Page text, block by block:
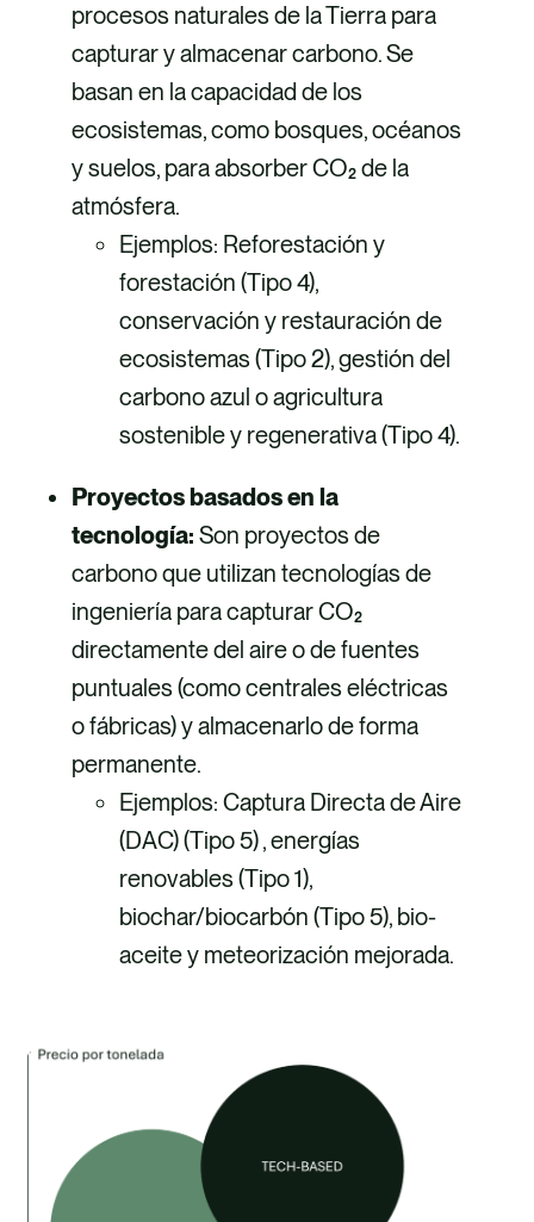
procesos naturales de la Tierra para
capturar y almacenar carbono. Se
basan en la capacidad de los
ecosistemas, como bosques, océanos
y suelos, para absorber CO₂ de la
atmósfera.
Ejemplos: Reforestación y
forestación (Tipo 4),
conservación y restauración de
ecosistemas (Tipo 2), gestión del
carbono azul o agricultura
sostenible y regenerativa (Tipo 4).
Proyectos basados en la
tecnología: Son proyectos de
carbono que utilizan tecnologías de
ingeniería para capturar CO₂
directamente del aire o de fuentes
puntuales (como centrales eléctricas
o fábricas) y almacenarlo de forma
permanente.
Ejemplos: Captura Directa de Aire
(DAC) (Tipo 5) , energías
renovables (Tipo 1),
biochar/biocarbón (Tipo 5), bio-
aceite y meteorización mejorada.